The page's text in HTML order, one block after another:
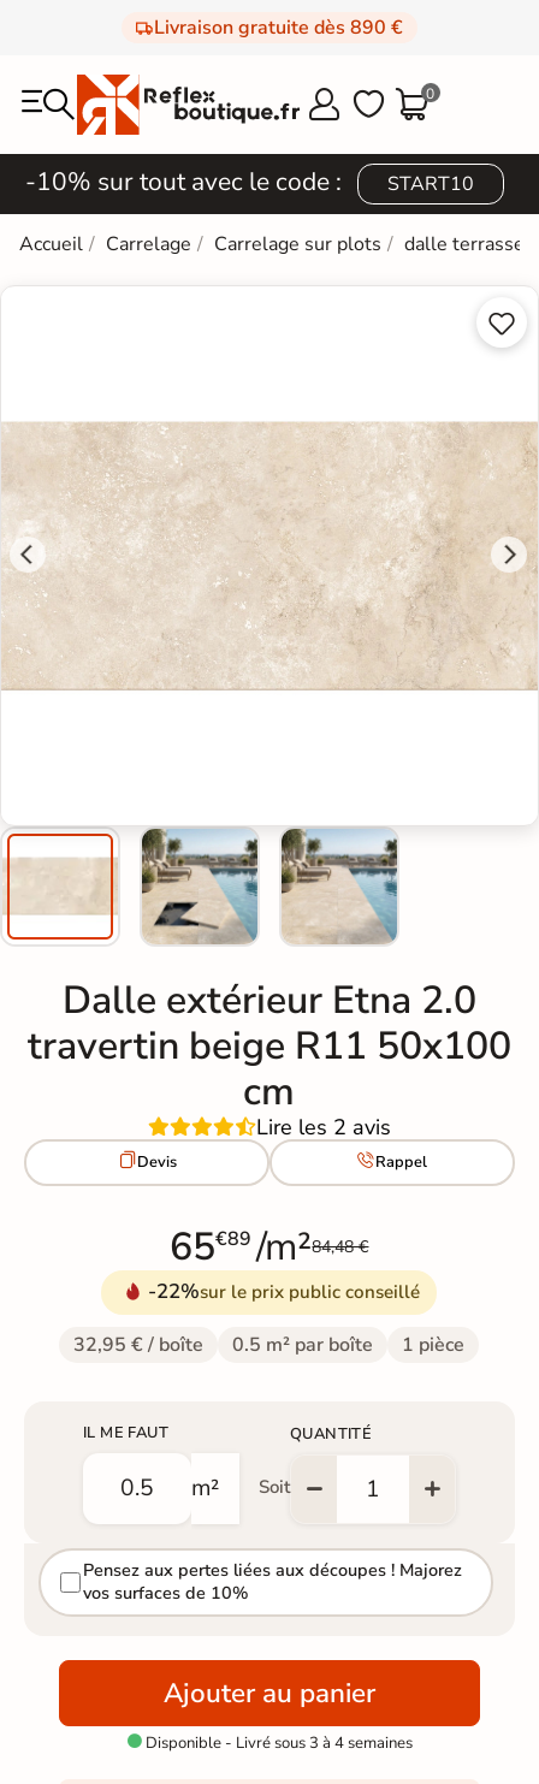
Livraison gratuite dès 890 €
  0
-10% sur tout avec le code : START10
Accueil Carrelage Carrelage sur plots dalle terrasse


Dalle extérieur Etna 2.0
travertin beige R11 50x100
cm
Lire les 2 avis
Devis Rappel
65€89 /m²84,48 €
-22%sur le prix public conseillé
32,95 € / boîte 0.5 m² par boîte 1 pièce
IL ME FAUT
m² Soit
QUANTITÉ
Pensez aux pertes liées aux découpes ! Majorez
vos surfaces de 10%
Ajouter au panier
Disponible - Livré sous 3 à 4 semaines